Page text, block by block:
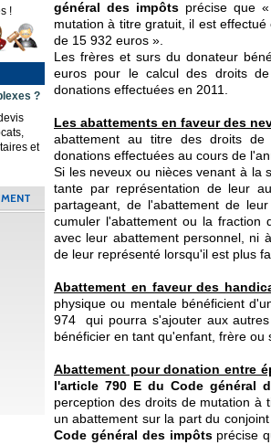
!
?
et
général des impôts précise que
mutation à titre gratuit, il est
de 15 932 euros ».
Les frères et surs du donateur
euros pour le calcul des droits
donations effectuées en 2011.
Les abattements en faveur des
abattement au titre des droits
donations effectuées au cours de
Si les neveux ou nièces venant à la
tante par représentation de leur
partageant, de l'abattement de
cumuler l'abattement ou la fraction
avec leur abattement personnel, ni
de leur représenté lorsqu'il est plus
Abattement en faveur des
physique ou mentale bénéficient
974  qui pourra s'ajouter aux
bénéficier en tant qu'enfant, frère ou
Abattement pour donation entre
l'article 790 E du Code général
perception des droits de mutation à
un abattement sur la part du
Code général des impôtsprécise